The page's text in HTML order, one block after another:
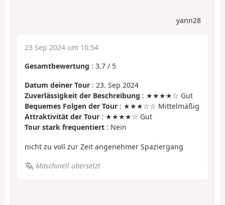
yann28
23 Sep 2024 um 10:54
Gesamtbewertung : 3.7 / 5
Datum deiner Tour : 23. Sep 2024
Zuverlässigkeit der Beschreibung : ★★★★☆ Gut
Bequemes Folgen der Tour : ★★★☆☆ Mittelmäßig
Attraktivität der Tour : ★★★★☆ Gut
Tour stark frequentiert : Nein
nicht zu voll zur Zeit angenehmer Spaziergang
Maschinell übersetzt